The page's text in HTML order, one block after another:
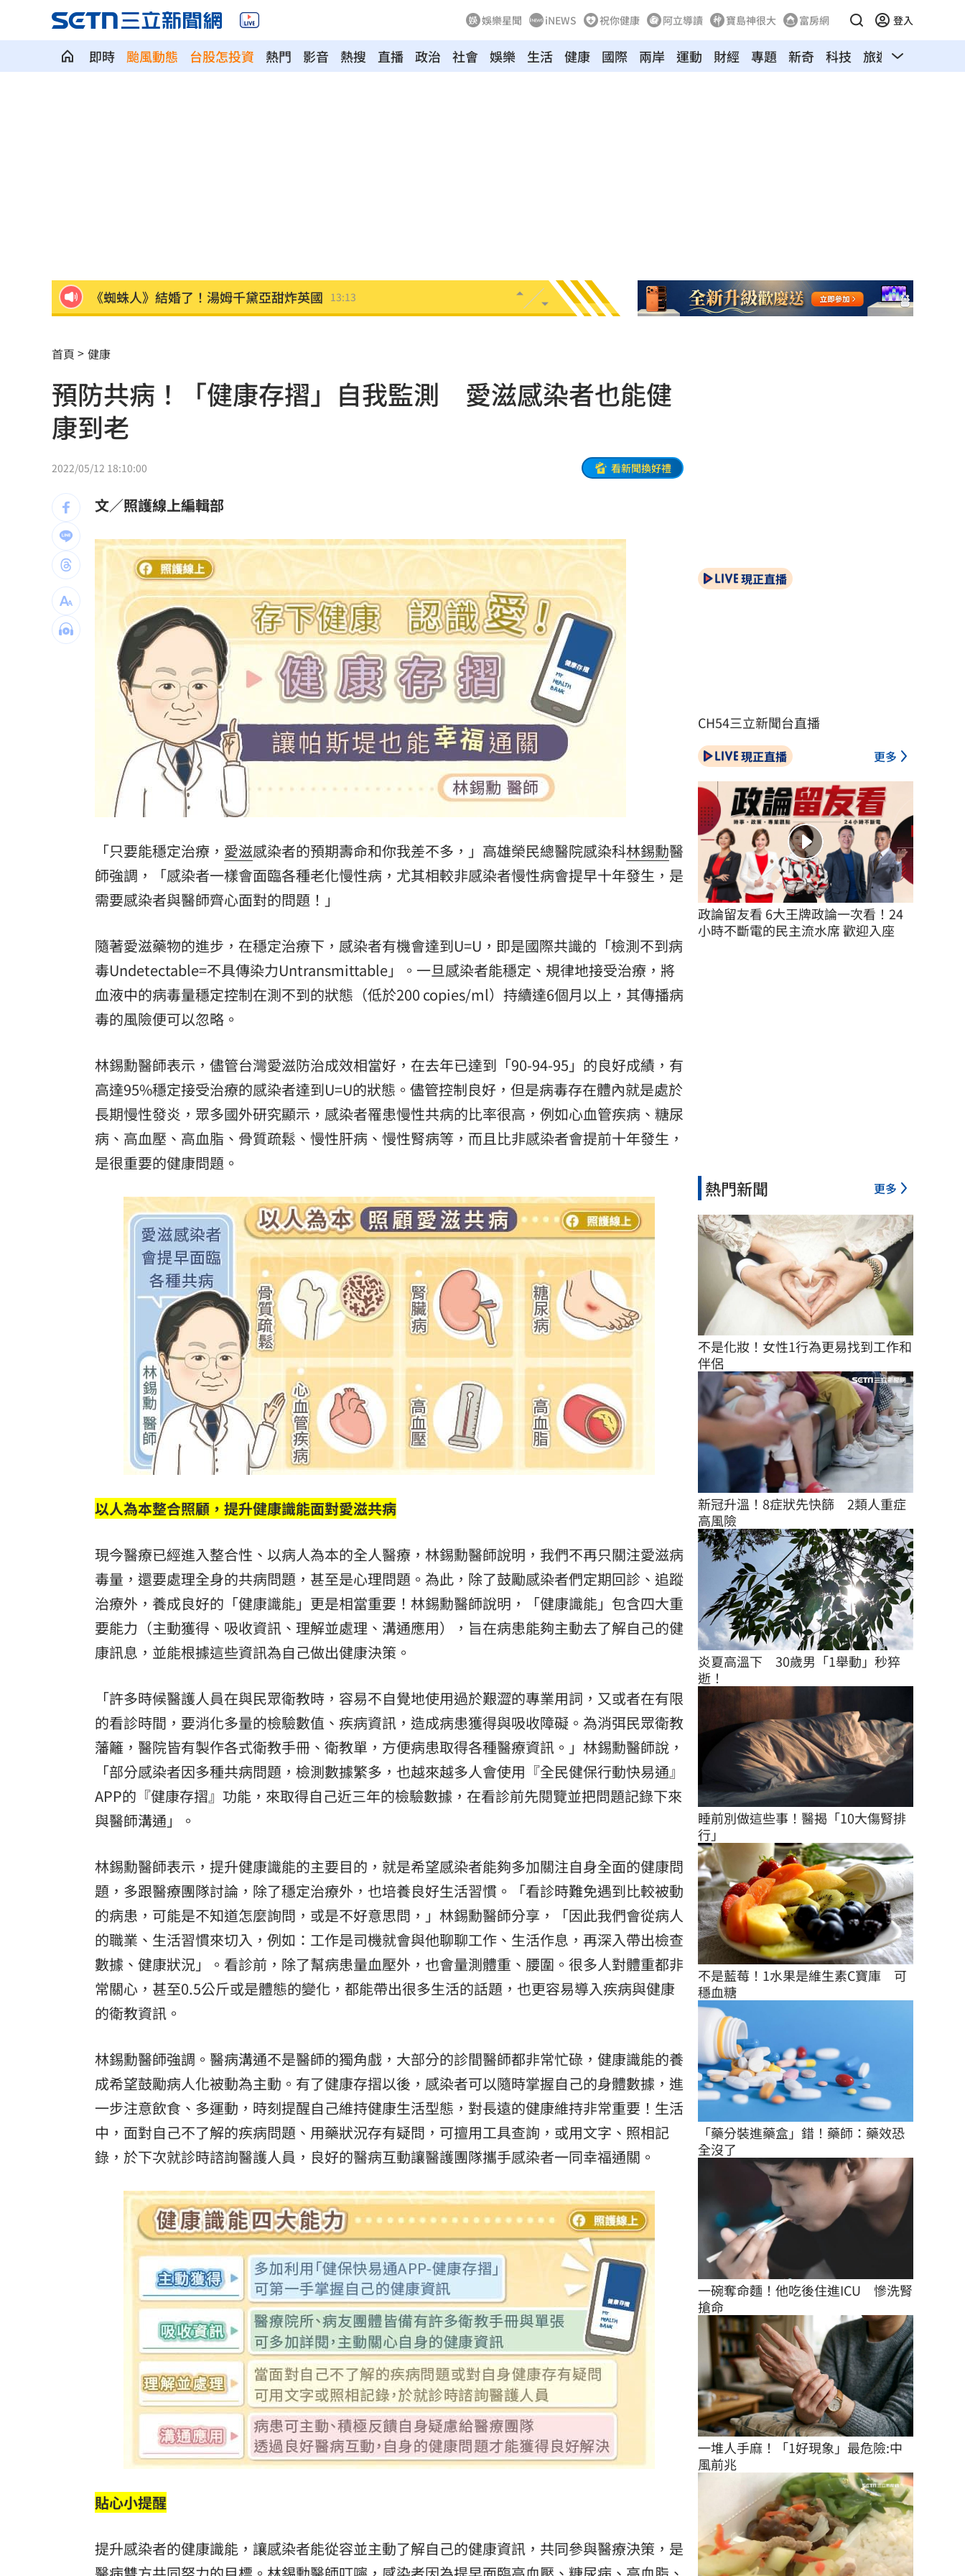
娛樂星聞 iNEWS 祝你健康 阿立導讀 寶島神很大 富房網 登入
即時 颱風動態 台股怎投資 熱門 影音 熱搜 直播 政治 社會 娛樂 生活 健康 國際 兩岸 運動 財經 專題 新奇 科技 旅遊 汽車
《蜘蛛人》結婚了！湯姆千黛亞甜炸英國 13:13
小秦漢張海漢逝世享壽68歲！後事低調舉辦
小24歲女友學歷遭疑！姜厚任霸氣護愛回應 13:08
肥大叔離世享年46歲 對手丟丟妹悼念發聲
有線電視員工「姿勢像休息」竟已死12hrs
金融族群開趴放紅煙火 這2檔沒被邀請 12:51
王凱靈堂開放 「純白燦笑遺照」曝光 12:50
內政部貪官收百萬放水 重判3年8月將入獄 12:49
曾任中市法扶顧問 女律公益人設取信慈濟 12:49
為躲教召瞎掰被踢出戶籍！台中男付慘代價 12:46
院區驚傳無預警停電 行政院：設備老舊 12:39
台灣彩券開獎直播中 20:31
LIVE三立+24小時直播 15:27
三立iNEWS新聞台線上直播 18:00
商場戰國來臨 台中「頂奢大道」逐漸成形
「拍片人的多重宇宙」職涯論壇9/12登場！ 10:30
8國球員齊聚高雄 Formosa 7s掀足球熱潮 10:00
理想混蛋號召粉絲跨海追星吃美食！
首頁 健康
預防共病！「健康存摺」自我監測 愛滋感染者也能健
康到老
2022/05/12 18:10:00 看新聞換好禮
文／照護線上編輯部
「只要能穩定治療， 愛滋感染者的預期壽命和你我差不多，」高雄榮民總醫院感染科林錫勳醫
師強調，「感染者一樣會面臨各種老化慢性病，尤其相較非感染者慢性病會提早十年發生，是
需要感染者與醫師齊心面對的問題！」
隨著愛滋藥物的進步，在穩定治療下，感染者有機會達到U=U，即是國際共識的「檢測不到病
毒Undetectable=不具傳染力Untransmittable」。一旦感染者能穩定、規律地接受治療，將
血液中的病毒量穩定控制在測不到的狀態（低於200 copies/ml）持續達6個月以上，其傳播病
毒的風險便可以忽略。
林錫勳醫師表示，儘管台灣愛滋防治成效相當好，在去年已達到「90-94-95」的良好成績，有
高達95%穩定接受治療的感染者達到U=U的狀態。儘管控制良好，但是病毒存在體內就是處於
長期慢性發炎，眾多國外研究顯示，感染者罹患慢性共病的比率很高，例如心血管疾病、糖尿
病、高血壓、高血脂、骨質疏鬆、慢性肝病、慢性腎病等，而且比非感染者會提前十年發生，
是很重要的健康問題。
以人為本整合照顧，提升健康識能面對愛滋共病
現今醫療已經進入整合性、以病人為本的全人醫療，林錫勳醫師說明，我們不再只關注愛滋病
毒量，還要處理全身的共病問題，甚至是心理問題。為此，除了鼓勵感染者們定期回診、追蹤
治療外，養成良好的「健康識能」更是相當重要！林錫勳醫師說明，「健康識能」包含四大重
要能力（主動獲得、吸收資訊、理解並處理、溝通應用），旨在病患能夠主動去了解自己的健
康訊息，並能根據這些資訊為自己做出健康決策。
「許多時候醫護人員在與民眾衛教時，容易不自覺地使用過於艱澀的專業用詞，又或者在有限
的看診時間，要消化多量的檢驗數值、疾病資訊，造成病患獲得與吸收障礙。為消弭民眾衛教
藩籬，醫院皆有製作各式衛教手冊、衛教單，方便病患取得各種醫療資訊。」林錫勳醫師說，
「部分感染者因多種共病問題，檢測數據繁多，也越來越多人會使用『全民健保行動快易通』
APP的『健康存摺』功能，來取得自己近三年的檢驗數據，在看診前先閱覽並把問題記錄下來
與醫師溝通」。
林錫勳醫師表示，提升健康識能的主要目的，就是希望感染者能夠多加關注自身全面的健康問
題，多跟醫療團隊討論，除了穩定治療外，也培養良好生活習慣。「看診時難免遇到比較被動
的病患，可能是不知道怎麼詢問，或是不好意思問，」林錫勳醫師分享，「因此我們會從病人
的職業、生活習慣來切入，例如：工作是司機就會與他聊聊工作、生活作息，再深入帶出檢查
數據、健康狀況」。看診前，除了幫病患量血壓外，也會量測體重、腰圍。很多人對體重都非
常關心，甚至0.5公斤或是體態的變化，都能帶出很多生活的話題，也更容易導入疾病與健康
的衛教資訊。
林錫勳醫師強調。醫病溝通不是醫師的獨角戲，大部分的診間醫師都非常忙碌，健康識能的養
成希望鼓勵病人化被動為主動。有了健康存摺以後，感染者可以隨時掌握自己的身體數據，進
一步注意飲食、多運動，時刻提醒自己維持健康生活型態，對長遠的健康維持非常重要！生活
中，面對自己不了解的疾病問題、用藥狀況存有疑問，可擅用工具查詢，或用文字、照相記
錄，於下次就診時諮詢醫護人員，良好的醫病互動讓醫護團隊攜手感染者一同幸福通關。
貼心小提醒
提升感染者的健康識能，讓感染者能從容並主動了解自己的健康資訊，共同參與醫療決策，是
現正直播
CH54三立新聞台直播
現正直播 更多
政論留友看 6大王牌政論一次看！24
小時不斷電的民主流水席 歡迎入座
熱門新聞 更多
不是化妝！女性1行為更易找到工作和
伴侶
新冠升溫！8症狀先快篩　2類人重症
高風險
炎夏高溫下　30歲男「1舉動」秒猝
逝！
睡前別做這些事！醫揭「10大傷腎排
行」
不是藍莓！1水果是維生素C寶庫　可
穩血糖
「藥分裝進藥盒」錯！藥師：藥效恐
全沒了
一碗奪命麵！他吃後住進ICU　慘洗腎
搶命
一堆人手麻！「1好現象」最危險:中
風前兆